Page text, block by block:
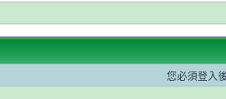
您必須登入